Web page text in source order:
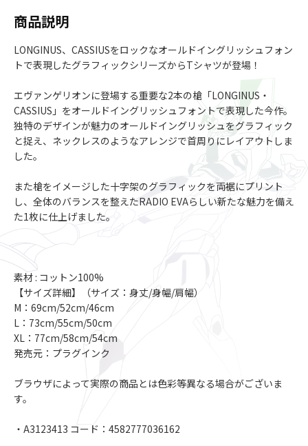
商品説明
LONGINUS、CASSIUSをロックなオールドイングリッシュフォン
トで表現したグラフィックシリーズからTシャツが登場！
エヴァンゲリオンに登場する重要な2本の槍「LONGINUS・
CASSIUS」をオールドイングリッシュフォントで表現した今作。
独特のデザインが魅力のオールドイングリッシュをグラフィック
と捉え、ネックレスのようなアレンジで首周りにレイアウトしま
した。
また槍をイメージした十字架のグラフィックを両裾にプリント
し、全体のバランスを整えたRADIO EVAらしい新たな魅力を備え
た1枚に仕上げました。
素材 : コットン100%
【サイズ詳細】（サイズ：身丈/身幅/肩幅）
M：69cm/52cm/46cm
L：73cm/55cm/50cm
XL：77cm/58cm/54cm
発売元：プラグインク
ブラウザによって実際の商品とは色彩等異なる場合がございま
す。
・A3123413 コード：4582777036162